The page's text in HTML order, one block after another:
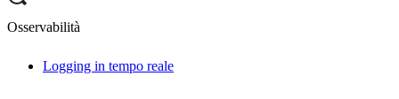
Osservabilità
Logging in tempo reale